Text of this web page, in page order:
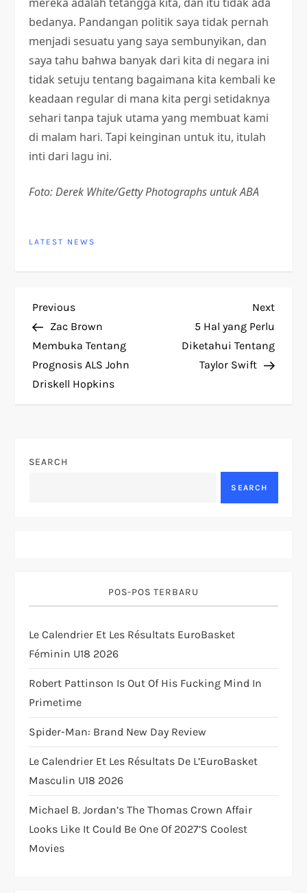
bedanya. Pandangan politik saya tidak pernah
menjadi sesuatu yang saya sembunyikan, dan
saya tahu bahwa banyak dari kita di negara ini
tidak setuju tentang bagaimana kita kembali ke
keadaan regular di mana kita pergi setidaknya
sehari tanpa tajuk utama yang membuat kami
di malam hari. Tapi keinginan untuk itu, itulah
inti dari lagu ini.
Foto: Derek White/Getty Photographs untuk ABA
LATEST NEWS
P
o
s
a
a
t
i
o
n
Previous
Post
Previous
Zac Brown
Membuka Tentang
Prognosis ALS John
Driskell Hopkins
Next
Next
5 Hal yang Perlu
Diketahui Tentang
Taylor Swift
SEARCH
SEARCH
POS-POS TERBARU
Le Calendrier Et Les Résultats EuroBasket
Féminin U18 2026
Robert Pattinson Is Out Of His Fucking Mind In
Primetime
Spider-Man: Brand New Day Review
Le Calendrier Et Les Résultats De L’EuroBasket
Masculin U18 2026
Michael B. Jordan’s The Thomas Crown Affair
Looks Like It Could Be One Of 2027’s Coolest
Movies